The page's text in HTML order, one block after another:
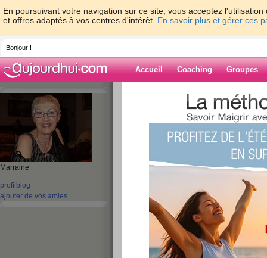
En poursuivant votre navigation sur ce site, vous acceptez
et offres adaptés à vos centres d'intérêt. En savoir plus et gérer ces
Bonjour !
Accueil Coaching Groupes
Marraine
profil blog
ajouter de vos amies
> > bonne
Blog de
bonne semaine